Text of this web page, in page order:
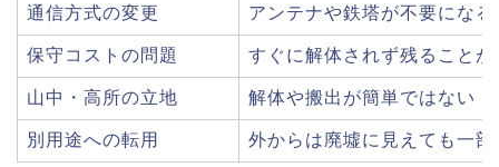
通信方式の変更 アンテナや鉄塔が不要になる
保守コストの問題 すぐに解体されず残ることが
山中・高所の立地 解体や搬出が簡単ではない
別用途への転用 外からは廃墟に見えても一